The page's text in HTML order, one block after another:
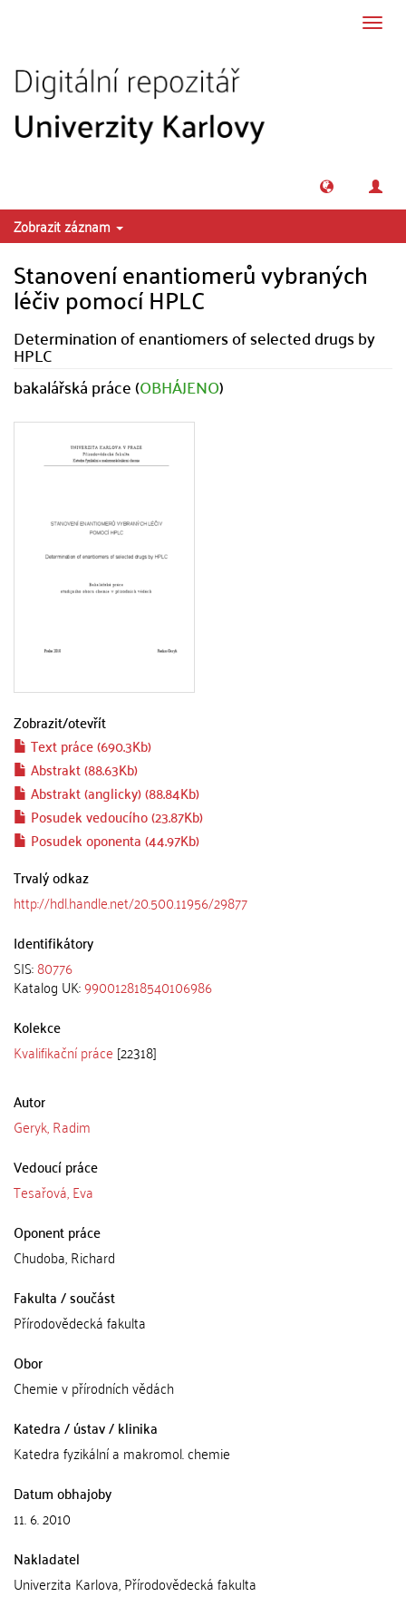
Zobrazit záznam
Stanovení enantiomerů vybraných
léčiv pomocí HPLC
Determination of enantiomers of selected drugs by
HPLC
bakalářská práce (OBHÁJENO)
Zobrazit/otevřít
Text práce (690.3Kb)
Abstrakt (88.63Kb)
Abstrakt (anglicky) (88.84Kb)
Posudek vedoucího (23.87Kb)
Posudek oponenta (44.97Kb)
Trvalý odkaz
http://hdl.handle.net/20.500.11956/29877
Identifikátory
SIS:80776
Katalog UK:990012818540106986
Kolekce
Kvalifikační práce [22318]
Autor
Geryk, Radim
Vedoucí práce
Tesařová, Eva
Oponent práce
Chudoba, Richard
Fakulta / součást
Přírodovědecká fakulta
Obor
Chemie v přírodních vědách
Katedra / ústav / klinika
Katedra fyzikální a makromol. chemie
Datum obhajoby
11. 6. 2010
Nakladatel
Univerzita Karlova, Přírodovědecká fakulta